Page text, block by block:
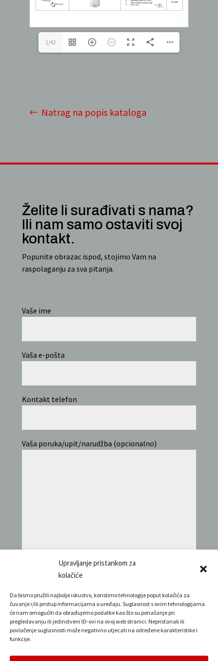
Upravljanje pristankom za
kolačiće
Da bismo pružili najbolje iskustvo, koristimo tehnologije poput kolačića za
čuvanje i/ili pristup informacijama o uređaju. Suglasnost s ovim tehnologijama
će nam omogućiti da obrađujemo podatke kao što su ponašanje pri
pregledavanju ili jedinstveni ID-ovi na ovoj web stranici. Nepristanak ili
povlačenje suglasnosti može negativno utjecati na određene karakteristike i
funkcije.
1/42
Natrag na popis kataloga
Želite li surađivati s nama?
Ili nam samo ostaviti svoj
kontakt.
Popunite obrazac ispod, stojimo Vam na
raspolaganju za sva pitanja.
Vaše ime
Vaša e-pošta
Kontakt telefon
Vaša poruka/upit/narudžba (opcionalno)
Pošalji
Alternative: